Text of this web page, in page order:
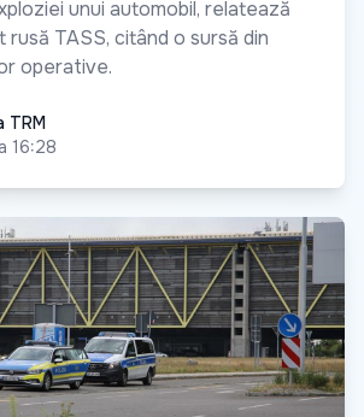
unui automobil, relatează
TASS, citând o sursă din
operative.
TRM
16:28